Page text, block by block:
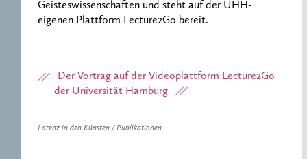
Geisteswissenschaften und steht auf der UHH-
eigenen Plattform Lecture2Go bereit.
Der Vortrag auf der Videoplattform Lecture2Go
der Universität Hamburg
Latenz in den Künsten / Publikationen